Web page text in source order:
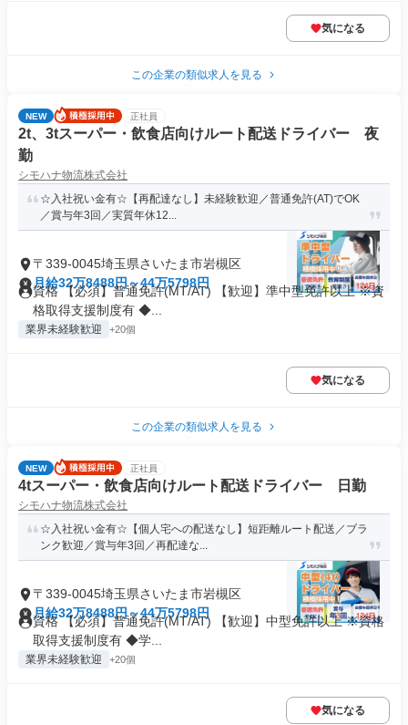
気になる
この企業の類似求人を見る
NEW 正社員
2t、3tスーパー・飲食店向けルート配送ドライバー 夜
勤
シモハナ物流株式会社
☆入社祝い金有☆【再配達なし】未経験歓迎／普通免許(AT)でOK
／賞与年3回／実質年休12...
〒339-0045埼玉県さいたま市岩槻区
月給32万8488円～44万5798円
資格 【必須】普通免許(MT/AT) 【歓迎】準中型免許以上 ※資
格取得支援制度有 ◆...
業界未経験歓迎 +20個
気になる
この企業の類似求人を見る
NEW 正社員
4tスーパー・飲食店向けルート配送ドライバー 日勤
シモハナ物流株式会社
☆入社祝い金有☆【個人宅への配送なし】短距離ルート配送／ブラ
ンク歓迎／賞与年3回／再配達な...
〒339-0045埼玉県さいたま市岩槻区
月給32万8488円～44万5798円
資格 【必須】普通免許(MT/AT) 【歓迎】中型免許以上 ※資格
取得支援制度有 ◆学...
業界未経験歓迎 +20個
気になる